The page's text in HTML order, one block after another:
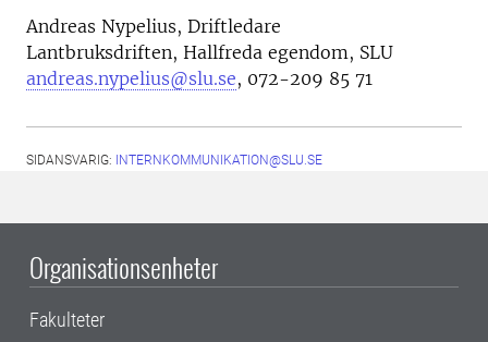
Andreas Nypelius, Driftledare
Lantbruksdriften, Hallfreda egendom, SLU
andreas.nypelius@slu.se, 072-209 85 71
SIDANSVARIG: INTERNKOMMUNIKATION@SLU.SE
Organisationsenheter
Fakulteter